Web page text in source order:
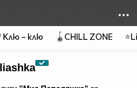
Клю – клю 🪀CHILL ZONE